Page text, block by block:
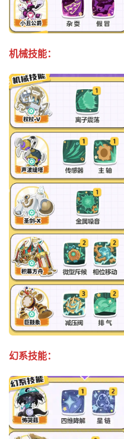
机械技能：
幻系技能：